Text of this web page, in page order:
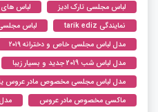
لباس مجلسی تارک ادیز
لباس های
نمایندگی tarik ediz
لباس مجلسی
مدل لباس مجلسی خاص و دخترانه ۲۰۱۹
مدل لباس شب 2019 جدید و بسیار زیبا
مدل لباس مجلسی مخصوص مادر عروس یا
ماکسی مخصوص مادر عروس